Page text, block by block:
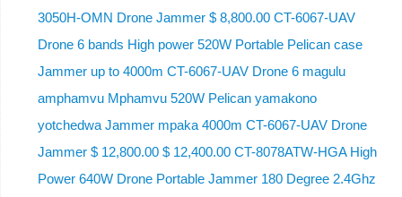
3050H-OMN Drone Jammer $ 8,800.00 CT-6067-UAV
Drone 6 bands High power 520W Portable Pelican case
Jammer up to 4000m CT-6067-UAV Drone 6 magulu
amphamvu Mphamvu 520W Pelican yamakono
yotchedwa Jammer mpaka 4000m CT-6067-UAV Drone
Jammer $ 12,800.00 $ 12,400.00 CT-8078ATW-HGA High
Power 640W Drone Portable Jammer 180 Degree 2.4Ghz